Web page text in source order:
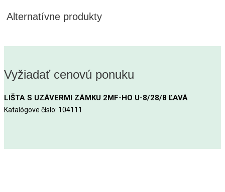
Alternatívne produkty
Vyžiadať cenovú ponuku
LIŠTA S UZÁVERMI ZÁMKU 2MF-HO U-8/28/8 ĽAVÁ
Katalógove číslo: 104111